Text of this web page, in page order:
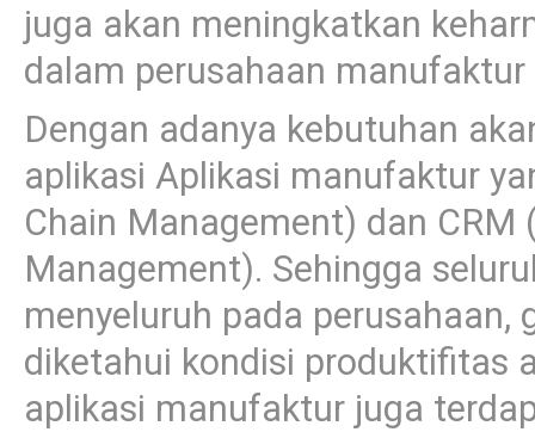
juga akan meningkatkan
dalam perusahaan manufaktur
Dengan adanya kebutuhan
aplikasi Aplikasi manufaktur
Chain Management) dan CRM
Management). Sehingga
menyeluruh pada
diketahui kondisi produktifitas
aplikasi manufaktur juga